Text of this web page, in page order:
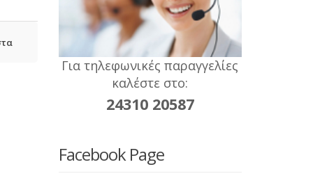
Για τηλεφωνικές παραγγελίες
καλέστε στο:
24310 20587
Facebook Page